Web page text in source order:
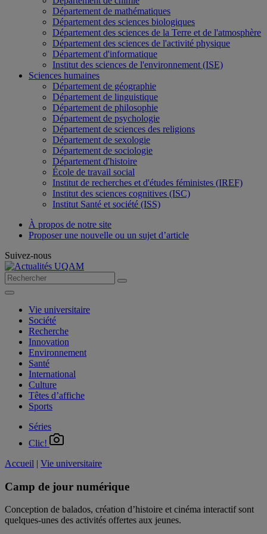
Département de mathématiques
Département des sciences biologiques
Département des sciences de la Terre et de l'atmosphère
Département des sciences de l'activité physique
Département d'informatique
Institut des sciences de l'environnement (ISE)
Sciences humaines
Département de géographie
Département de linguistique
Département de philosophie
Département de psychologie
Département de sciences des religions
Département de sexologie
Département de sociologie
Département d'histoire
École de travail social
Institut de recherches et d'études féministes (IREF)
Institut des sciences cognitives (ISC)
Institut Santé et société (ISS)
À propos de notre site
Proposer une nouvelle ou un sujet d’article
Suivez-nous
Vie universitaire
Société
Recherche
Innovation
Environnement
Santé
International
Culture
Têtes d’affiche
Sports
Séries
Clic!
Accueil | Vie universitaire
Camp de jour numérique
Conception de balados, création d’histoire et cinéma interactif sont
quelques-unes des activités offertes aux jeunes.